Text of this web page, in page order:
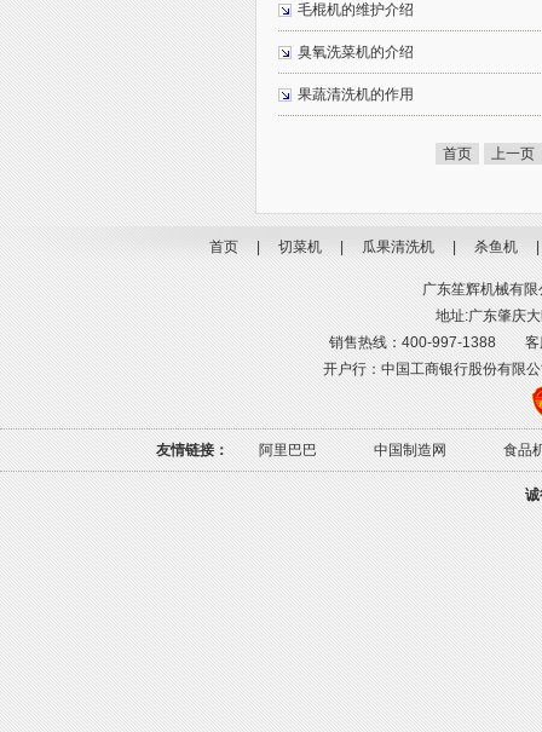
毛棍机的维护介绍
臭氧洗菜机的介绍
果蔬清洗机的作用
首页 上一页
首页 切菜机 瓜果清洗机 杀鱼机
广东笙辉机械有
地址:广东肇庆
销售热线：400-997-1388 客
开户行：中国工商银行股份有
友情链接： 阿里巴巴 中国制造网 食品